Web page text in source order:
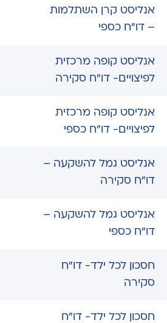
אנליסט קרן השתלמות
– דו"ח כספי
אנליסט קופה מרכזית
לפיצויים- דו"ח סקירה
אנליסט קופה מרכזית
לפיצויים- דו"ח כספי
אנליסט גמל להשקעה –
דו"ח סקירה
אנליסט גמל להשקעה –
דו"ח כספי
חסכון לכל ילד- דו"ח
סקירה
חסכון לכל ילד- דו"ח